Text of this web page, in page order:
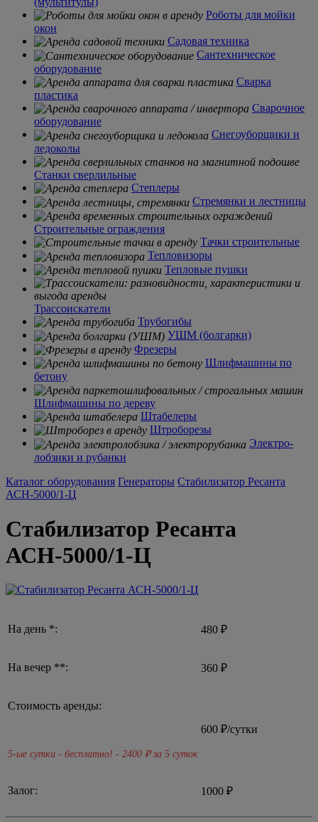
Роботы для мойки
окон
Садовая техника
Сантехническое
оборудование
Сварка
пластика
Сварочное
оборудование
Снегоуборщики и
ледоколы
Станки сверлильные
Степлеры
Стремянки и лестницы
Строительные ограждения
Тачки строительные
Тепловизоры
Тепловые пушки
Трассоискатели
Трубогибы
УШМ (болгарки)
Фрезеры
Шлифмашины по
бетону
Шлифмашины по дереву
Штабелеры
Штроборезы
Электро-
лобзики и рубанки
Каталог оборудования Генераторы Стабилизатор Ресанта
АСН-5000/1-Ц
Стабилизатор Ресанта
АСН-5000/1-Ц
На день *: 480 ₽
На вечер **: 360 ₽
Стоимость аренды:
5-ые сутки - бесплатно! - 2400 ₽ за 5 суток
600 ₽/сутки
Залог: 1000 ₽